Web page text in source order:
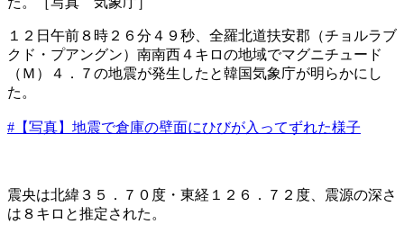
１２日午前８時２６分４９秒、全羅北道扶安郡（チョルラブ
クド・プアングン）南南西４キロの地域でマグニチュード
（Ｍ）４．７の地震が発生したと韓国気象庁が明らかにし
た。
#【写真】地震で倉庫の壁面にひびが入ってずれた様子
震央は北緯３５．７０度・東経１２６．７２度、震源の深さ
は８キロと推定された。